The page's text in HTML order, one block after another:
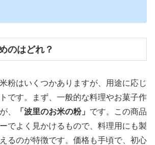
のはどれ？
粉はいくつかありますが、用途に応じ
です。まず、一般的な料理やお菓子作
、
「波里のお米の粉」 です。この商品
でよく見かけるもので、料理用にも製
るのが特徴です。価格も手頃で、初心